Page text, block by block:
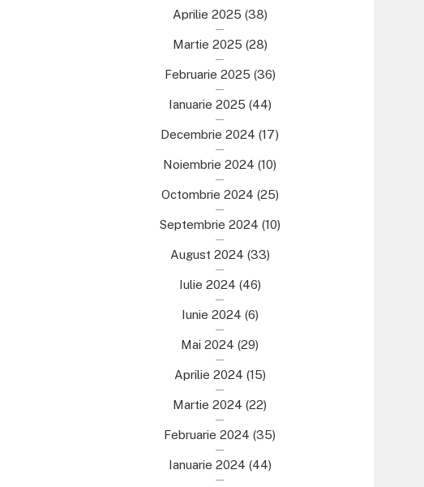
Aprilie 2025 (38)
Martie 2025 (28)
Februarie 2025 (36)
Ianuarie 2025 (44)
Decembrie 2024 (17)
Noiembrie 2024 (10)
Octombrie 2024 (25)
Septembrie 2024 (10)
August 2024 (33)
Iulie 2024 (46)
Iunie 2024 (6)
Mai 2024 (29)
Aprilie 2024 (15)
Martie 2024 (22)
Februarie 2024 (35)
Ianuarie 2024 (44)